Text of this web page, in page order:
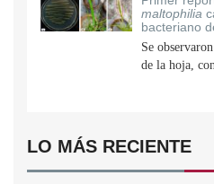
maltophilia
bacteriano
Se
de la hoja,
LO MÁS RECIENTE